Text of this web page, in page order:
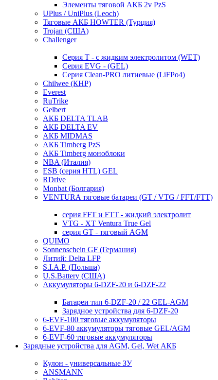
Элементы тяговой АКБ 2v PzS
UPlus / UniPlus (Leoch)
Тяговые АКБ HOWTER (Турция)
Trojan (США)
Challenger
Серия T - с жидким электролитом (WET)
Серия EVG - (GEL)
Серия Clean-PRO литиевые (LiFPo4)
Chilwee (КНР)
Everest
RuTrike
Gelbert
АКБ DELTA TLAB
АКБ DELTA EV
АКБ MIDMAS
АКБ Timberg PzS
АКБ Timberg моноблоки
NBA (Италия)
ESB (серия HTL) GEL
RDrive
Monbat (Болгария)
VENTURA тяговые батареи (GT / VTG / FFT/FTT)
серия FFT и FTT - жидкий электролит
VTG - XT Ventura True Gel
серия GT - тяговый AGM
QUIMO
Sonnenschein GF (Германия)
Литий: Delta LFP
S.I.A.P. (Польша)
U.S.Battery (США)
Аккумуляторы 6-DZF-20 и 6-DZF-22
Батареи тип 6-DZF-20 / 22 GEL-AGM
Зарядное устройства для 6-DZF-20
6-EVF-100 тяговые аккумуляторы
6-EVF-80 аккумуляторы тяговые GEL/AGM
6-EVF-60 тяговые аккумуляторы
Зарядные устройства для AGM, Gel, Wet АКБ
Кулон - универсальные ЗУ
ANSMANN